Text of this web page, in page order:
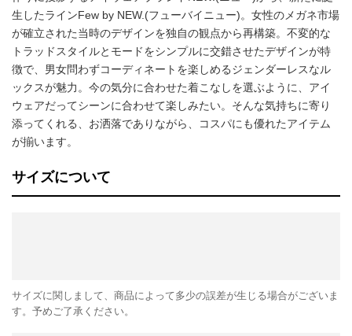
生したラインFew by NEW.(フューバイニュー)。女性のメガネ市場
が確立された当時のデザインを独自の観点から再構築。不変的な
トラッドスタイルとモードをシンプルに交錯させたデザインが特
徴で、男女問わずコーディネートを楽しめるジェンダーレスなル
ックスが魅力。今の気分に合わせた着こなしを選ぶように、アイ
ウェアだってシーンに合わせて楽しみたい。そんな気持ちに寄り
添ってくれる、お洒落でありながら、コスパにも優れたアイテム
が揃います。
サイズについて
サイズに関しまして、商品によって多少の誤差が生じる場合がございま
す。予めご了承ください。